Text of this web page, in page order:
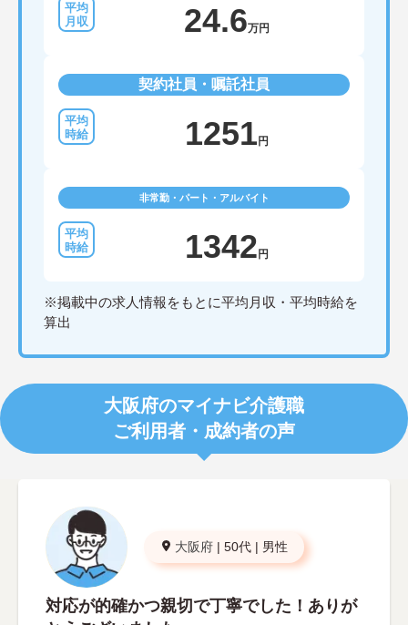
24.6万円
契約社員・嘱託社員
1251円
非常勤・パート・アルバイト
1342円
※掲載中の求人情報をもとに平均月収・平均時給を
算出
大阪府のマイナビ介護職
ご利用者・成約者の声
大阪府 | 50代 | 男性
対応が的確かつ親切で丁寧でした！ありが